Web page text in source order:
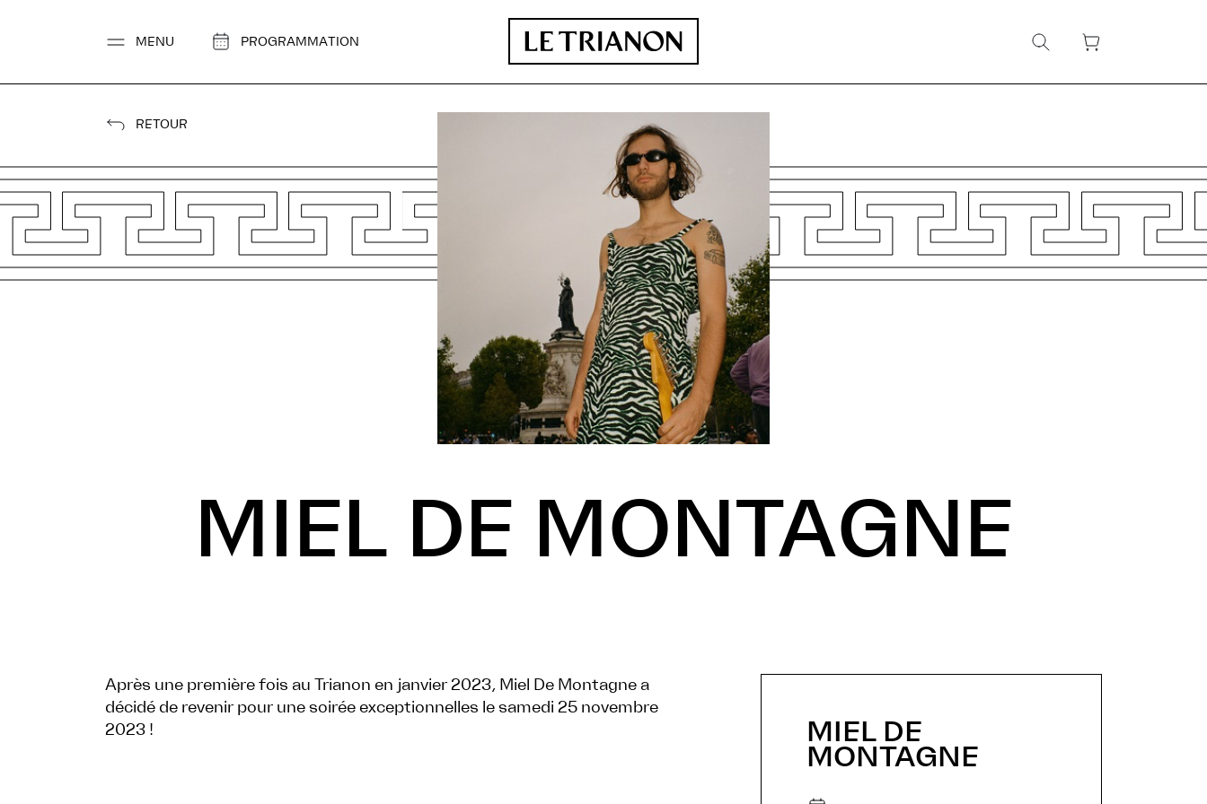
MENU PROGRAMMATION
RETOUR
MIEL DE MONTAGNE
Après une première fois au Trianon en janvier 2023, Miel De Montagne a
décidé de revenir pour une soirée exceptionnelles le samedi 25 novembre
2023 !
MIEL DE
MONTAGNE